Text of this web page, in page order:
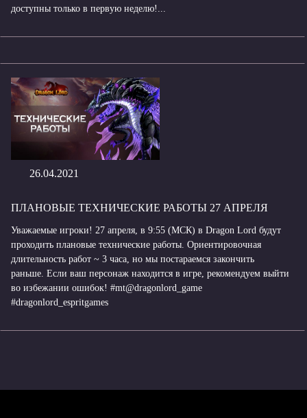
доступны только в первую неделю!...
26.04.2021
ПЛАНОВЫЕ ТЕХНИЧЕСКИЕ РАБОТЫ 27 АПРЕЛЯ
Уважаемые игроки! 27 апреля, в 9:55 (МСК) в Dragon Lord будут
проходить плановые технические работы. Ориентировочная
длительность работ ~ 3 часа, но мы постараемся закончить
раньше. Если ваш персонаж находится в игре, рекомендуем выйти
во избежании ошибок! #mt@dragonlord_game
#dragonlord_espritgames